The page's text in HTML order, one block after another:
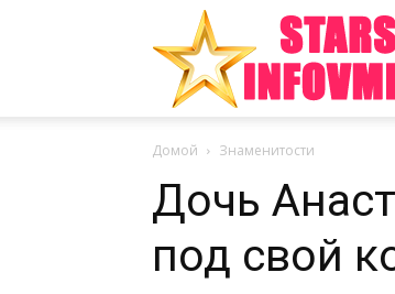
Домой Знаменитости
Дочь
под свой